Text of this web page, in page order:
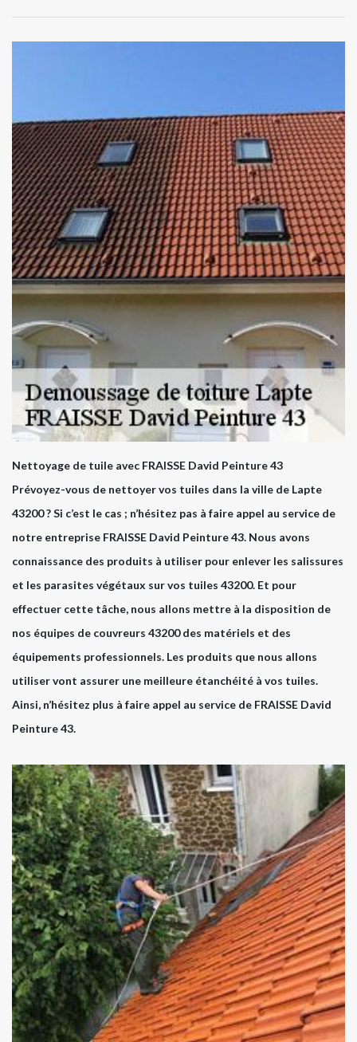
Nettoyage de tuile avec FRAISSE David Peinture 43
Prévoyez-vous de nettoyer vos tuiles dans la ville de Lapte
43200 ? Si c’est le cas ; n’hésitez pas à faire appel au service de
notre entreprise FRAISSE David Peinture 43. Nous avons
connaissance des produits à utiliser pour enlever les salissures
et les parasites végétaux sur vos tuiles 43200. Et pour
effectuer cette tâche, nous allons mettre à la disposition de
nos équipes de couvreurs 43200 des matériels et des
équipements professionnels. Les produits que nous allons
utiliser vont assurer une meilleure étanchéité à vos tuiles.
Ainsi, n’hésitez plus à faire appel au service de FRAISSE David
Peinture 43.